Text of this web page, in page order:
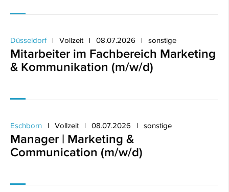
Düsseldorf Vollzeit 08.07.2026 sonstige
Mitarbeiter im Fachbereich Marketing
& Kommunikation (m/w/d)
Eschborn Vollzeit 08.07.2026 sonstige
Manager | Marketing &
Communication (m/w/d)